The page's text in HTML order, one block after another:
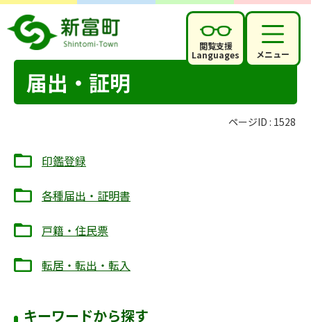
閲覧支援
Languages メニュー
届出・証明
ページID : 1528
印鑑登録
各種届出・証明書
戸籍・住民票
転居・転出・転入
キーワードから探す